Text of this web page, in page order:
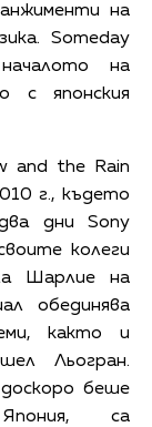
на
Someday
на
с японския
and the Rain
г., където
дни Sony
колеги
Шарлие на
обединява
както и
Льогран.
беше
са